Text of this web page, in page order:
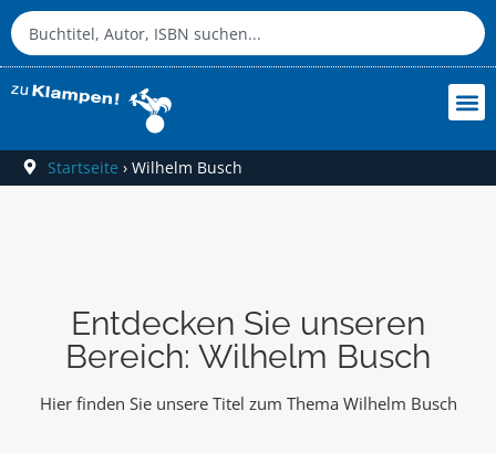
Startseite › Wilhelm Busch
Entdecken Sie unseren
Bereich: Wilhelm Busch
Hier finden Sie unsere Titel zum Thema Wilhelm Busch